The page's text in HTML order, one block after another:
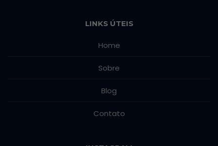
LINKS ÚTEIS
Home
Sobre
Blog
Contato